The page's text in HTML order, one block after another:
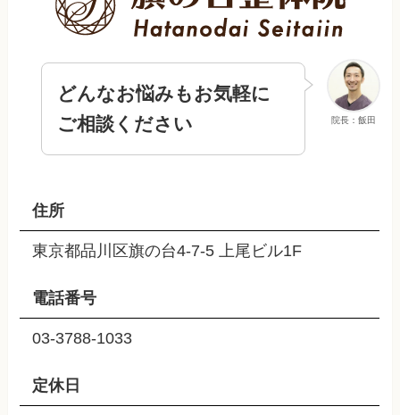
院長：飯田
どんなお悩みもお気軽に
ご相談ください
住所
東京都品川区旗の台4-7-5 上尾ビル1F
電話番号
03-3788-1033
定休日